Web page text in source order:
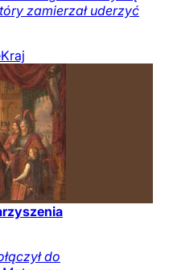
zamierzał uderzyć
Kraj
do